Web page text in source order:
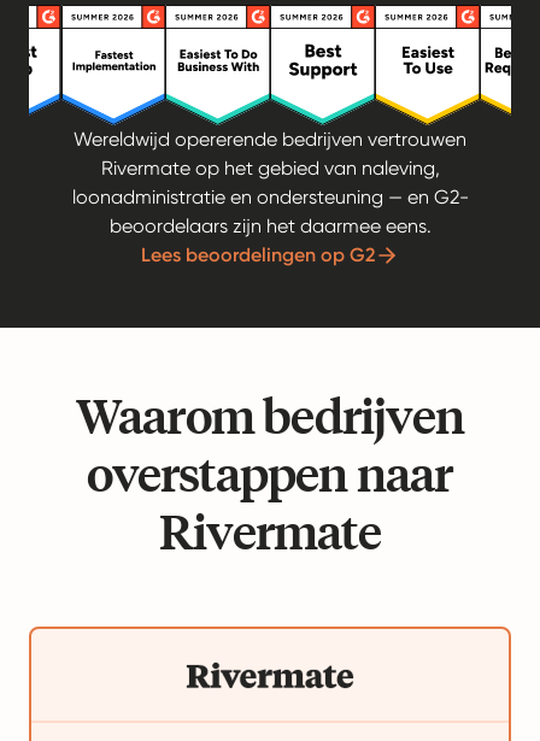
Wereldwijd opererende bedrijven vertrouwen
Rivermate op het gebied van naleving,
loonadministratie en ondersteuning — en G2-
beoordelaars zijn het daarmee eens.
Lees beoordelingen op G2
Waarom bedrijven
overstappen naar
Rivermate